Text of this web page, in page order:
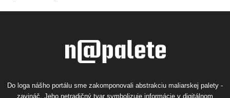
Do loga nášho portálu sme zakomponovali abstrakciu maliarskej palety -
zavináč. Jeho netradičný tvar symbolizuje informácie v digitálnom